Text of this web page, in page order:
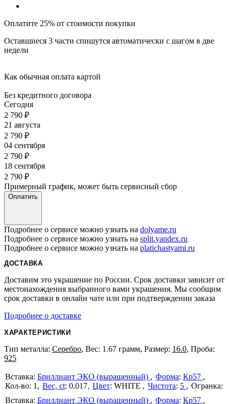
Оплатите 25% от стоимости покупки
Оставшиеся 3 части спишутся автоматически с шагом в две
недели
Как обычная оплата картой
Без кредитного договора
Сегодня
2 790 ₽
21 августа
2 790 ₽
04 сентября
2 790 ₽
18 сентября
2 790 ₽
Примерный график, может быть сервисный сбор
Оплатить
Подробнее о сервисе можно узнать на dolyame.ru
Подробнее о сервисе можно узнать на split.yandex.ru
Подробнее о сервисе можно узнать на platichastyami.ru
ДОСТАВКА
Доставим это украшение по России. Срок доставки зависит от
местонахождения выбранного вами украшения. Мы сообщим
срок доставки в онлайн чате или при подтверждении заказа
Подробнее о доставке
ХАРАКТЕРИСТИКИ
Тип металла: Серебро, Вес: 1.67 грамм, Размер: 16.0, Проба:
925
Бриллиант ЭКО (выращенный) Форма: Кр57
1
Вес, ct: 0.017 Цвет: WHITE Чистота: 5
Бриллиант ЭКО (выращенный)
Форма: Кр57